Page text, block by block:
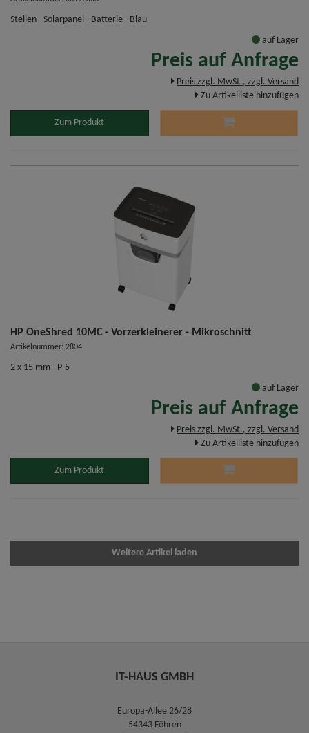
Stellen - Solarpanel - Batterie - Blau
auf Lager
Preis auf Anfrage
Preis zzgl. MwSt., zzgl. Versand
Zu Artikelliste hinzufügen
Zum Produkt
HP OneShred 10MC - Vorzerkleinerer - Mikroschnitt
Artikelnummer: 2804
2 x 15 mm - P-5
auf Lager
Preis auf Anfrage
Preis zzgl. MwSt., zzgl. Versand
Zu Artikelliste hinzufügen
Zum Produkt
Weitere Artikel laden
IT-HAUS GMBH
Europa-Allee 26/28
54343 Föhren